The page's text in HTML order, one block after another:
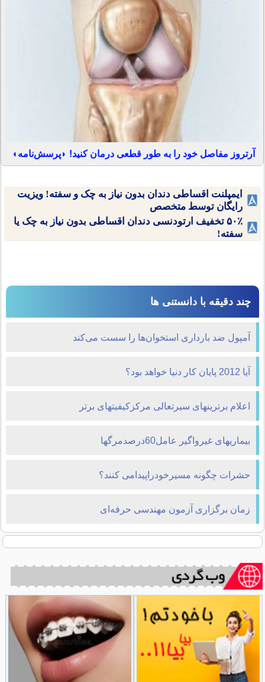
آرتروز مفاصل خود را به طور قطعی درمان کنید! ◗پرسش‌نامه◖
ایمپلنت اقساطی دندان بدون نیاز به چک و سفته! ویزیت
رایگان توسط متخصص
۵۰٪ تخفیف ارتودنسی دندان اقساطی بدون نیاز به چک یا
سفته!
چند دقیقه با دانستنی ها
آمپول ضد بارداری استخوان‌ها را سست می‌كند
آیا 2012 پایان کار دنیا خواهد بود؟
اعلام برترینهای سیرتعالی مرکزکیفیتهای برتر
بیماریهای غیرواگیر عامل60درصدمرگها
حشرات چگونه مسیرخودراپیدامی کنند؟
زمان برگزاری آزمون مهندسی حرفه‌ای